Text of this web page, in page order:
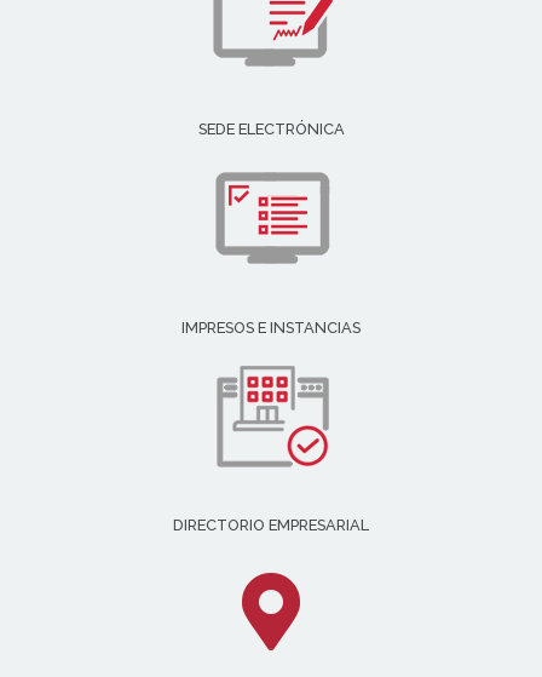
SEDE ELECTRÓNICA
IMPRESOS E INSTANCIAS
DIRECTORIO EMPRESARIAL